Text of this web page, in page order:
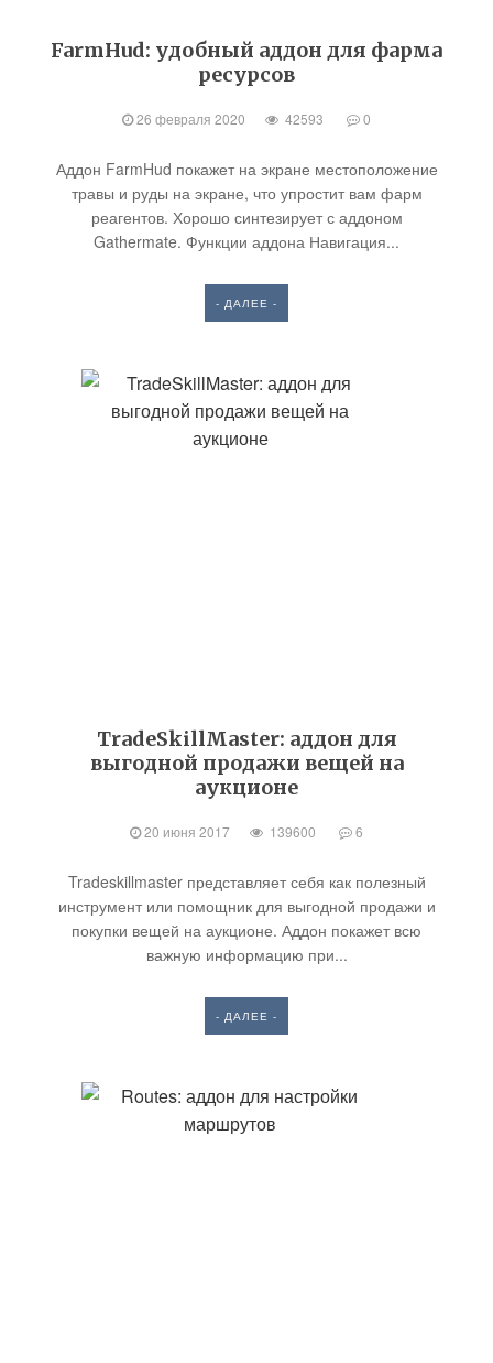
FarmHud: удобный аддон для фарма
ресурсов
26 февраля 2020 42593 0
Аддон FarmHud покажет на экране местоположение
травы и руды на экране, что упростит вам фарм
реагентов. Хорошо синтезирует с аддоном
Gathermate. Функции аддона Навигация...
- ДАЛЕЕ -
TradeSkillMaster: аддон для
выгодной продажи вещей на
аукционе
20 июня 2017 139600 6
Tradeskillmaster представляет себя как полезный
инструмент или помощник для выгодной продажи и
покупки вещей на аукционе. Аддон покажет всю
важную информацию при...
- ДАЛЕЕ -